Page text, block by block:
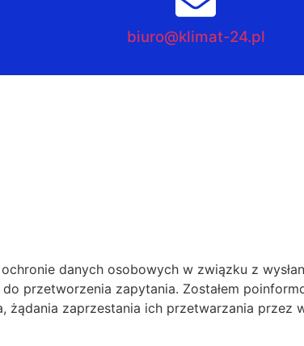
biuro@klimat-24.pl
danych osobowych w związku z
przetworzenia zapytania. Zostałem
zaprzestania ich przetwarzania przez